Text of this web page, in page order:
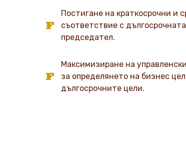
Постигане на краткосрочни и
съответствие с
председател.
Максимизиране на
за определянето на бизнес
дългосрочните цели.